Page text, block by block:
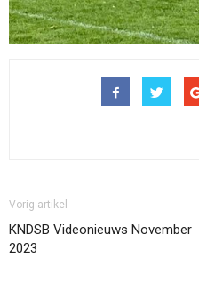
Vorig artikel
KNDSB Videonieuws November
2023